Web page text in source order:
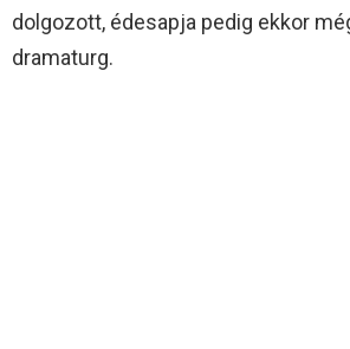
dolgozott, édesapja pedig ekkor
dramaturg.